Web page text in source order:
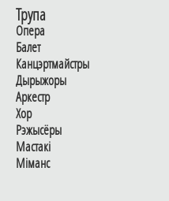
Трупа
Опера
Балет
Канцэртмайстры
Дырыжоры
Аркестр
Хор
Рэжысёры
Мастакі
Мiманс